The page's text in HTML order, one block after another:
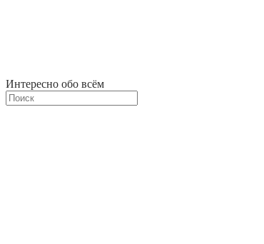
Интересно обо всём